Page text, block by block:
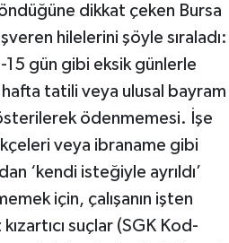
dikkat çeken Bursa
hilelerini şöyle sıraladı:
15 gün gibi eksik günlerle
tatili veya ulusal bayram
ödenmemesi. İşe
veya ibraname gibi
‘kendi isteğiyle ayrıldı’
için, çalışanın işten
suçlar (SGK Kod-